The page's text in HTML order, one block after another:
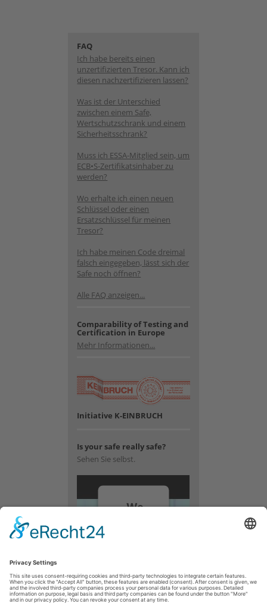
FAQ
Ich habe bereits einen
unzertifizierten Tresor. Kann ich
diesen nachzertifizieren lassen?
Was ist der Unterschied
zwischen einem Safe,
Wertschutzschrank und einem
Sicherheitsschrank?
Muss ich ESSA-Mitglied sein, um
ECB•S-Zertifikatsinhaber zu
werden?
Wo erhalte ich einen neuen
Schlüssel oder einen
Ersatzschlüssel für meinen
Tresor?
Ich habe meinen Code dreimal
falsch eingegeben, lässt sich der
Safe noch öffnen?
Alle FAQ anzeigen...
Comparability of Testing and
Certification in Europe
Mehr Informationen...
Initiative K-EINBRUCH
Is your safe really safe?
Sehen Sie selbst.
We
the
YouTube
Video